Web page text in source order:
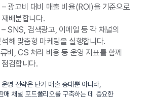
– 광고비 대비 매출 비율(ROI)을 기준으로
배분합니다.
– SNS, 검색광고, 이메일 등 각 채널의
해 맞춤형 마케팅을 실행합니다.
비, CS 처리 비용 등 운영 지표를 함께
검합니다.
영 전략은 단기 매출 증대뿐 아니라,
매 채널 포트폴리오를 구축하는 데 중요한